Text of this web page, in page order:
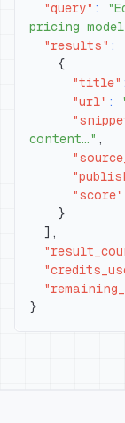
"query" :
pricing
"results" :
{
"title" :
"url" :
content…" ,
"score"
}
] ,
}